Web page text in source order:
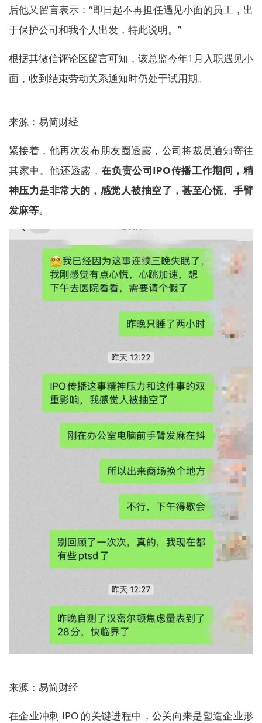
后他又留言表示：“即日起不再担任遇见小面的员工，出
于保护公司和我个人出发，特此说明。”
根据其微信评论区留言可知，该总监今年1月入职遇见小
面，收到结束劳动关系通知时仍处于试用期。
来源：易简财经
紧接着，他再次发布朋友圈透露，公司将裁员通知寄往
其家中。他还透露，在负责公司IPO传播工作期间，精
神压力是非常大的，感觉人被抽空了，甚至心慌、手臂
发麻等。
来源：易简财经
在企业冲刺 IPO 的关键进程中，公关向来是塑造企业形